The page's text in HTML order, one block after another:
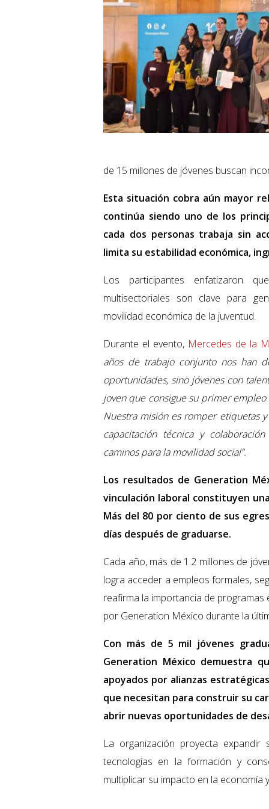
de 15 millones de jóvenes buscan
Esta situación cobra aún mayor
continúa siendo uno de los
cada dos personas trabaja sin
limita su estabilidad económica,
Los participantes enfatizaron
multisectoriales son clave para
movilidad económica de la juventud.
Durante el evento, Mercedes de la
años de trabajo conjunto nos han
oportunidades, sino jóvenes con
joven que consigue su primer
Nuestra misión es romper etiquetas
capacitación técnica y
caminos para la movilidad social”.
Los resultados de Generation
vinculación laboral constituyen
Más del 80 por ciento de sus
días después de graduarse.
Cada año, más de 1.2 millones de
logra acceder a empleos formales,
reafirma la importancia de
por Generation México durante la
Con más de 5 mil jóvenes
Generation México demuestra
apoyados por alianzas
que necesitan para construir su
abrir nuevas oportunidades de
La organización proyecta
tecnologías en la formación y
multiplicar su impacto en la economía